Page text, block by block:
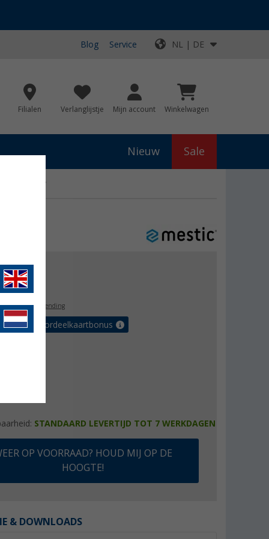
Blog Service NL | DE
Filialen Verlanglijstje Mijn account Winkelwagen
Nieuw Sale
1800 W
€ 99,95
BTWgratis verzending
tot 5% voordeelkaartbonus
STANDAARD LEVERTIJD TOT 7 WERKDAGEN
OP VOORRAAD? HOUD MIJ OP DE
HOOGTE!
& DOWNLOADS